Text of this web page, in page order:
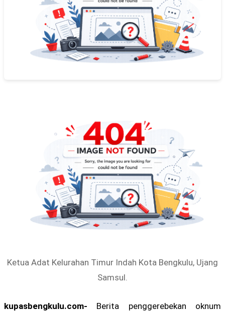
Ketua Adat Kelurahan Timur Indah Kota Bengkulu, Ujang
Samsul.
kupasbengkulu.com- Berita penggerebekan oknum